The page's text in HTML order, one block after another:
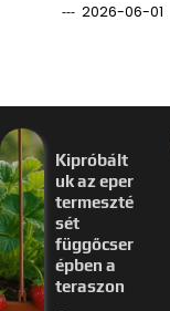
2026-06-01
Kipróbált
uk az eper
termeszté
sét
függőcser
épben a
teraszon